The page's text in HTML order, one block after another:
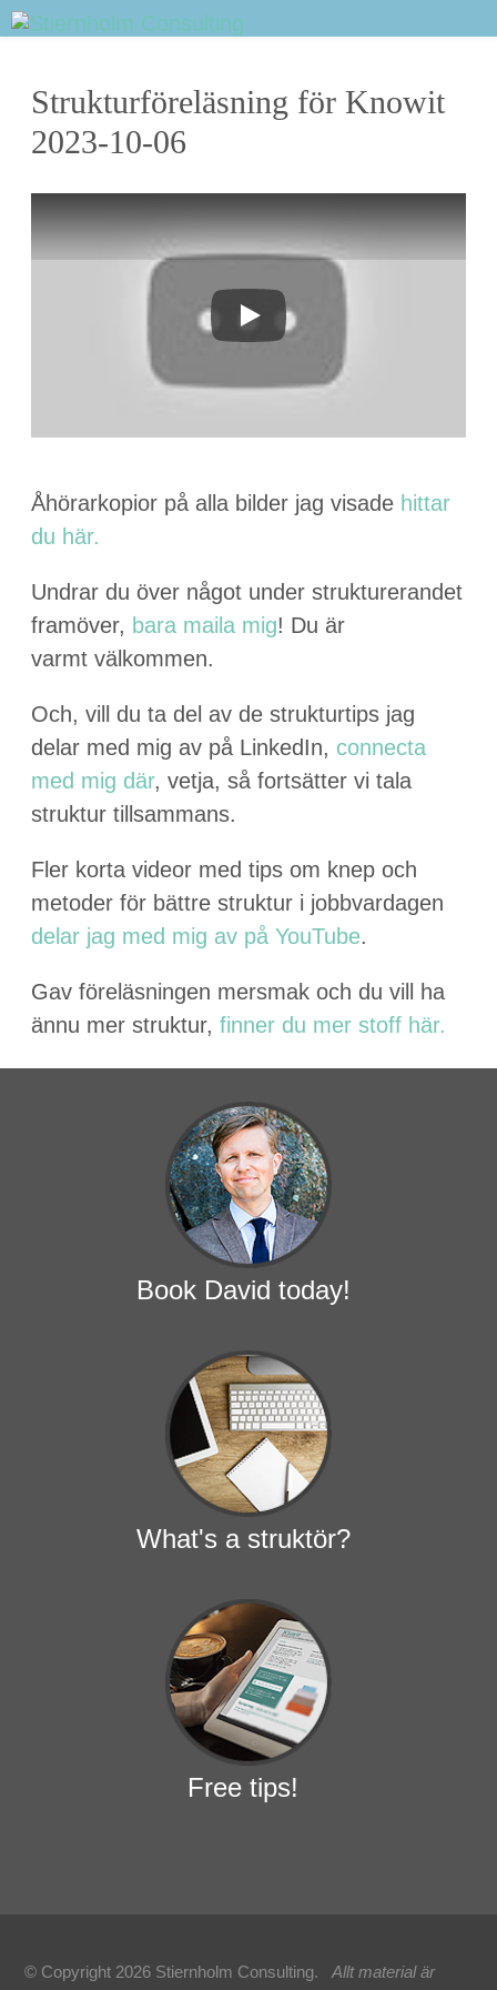
Sidhuvud
Navigering
Strukturföreläsning för Knowit
2023-10-06
Spela upp
Åhörarko­pi­or på alla bilder jag visade hit­tar
du här.
Undrar du över något under struk­tureran­det
framöver, bara maila mig! Du är
varmt välkommen.
Och, vill du ta del av de struk­tur­tips jag
delar med mig av på LinkedIn, con­nec­ta
med mig där, vet­ja, så fort­sät­ter vi tala
struk­tur tillsammans.
Fler kor­ta vide­or med tips om knep och
metoder för bät­tre struk­tur i job­b­varda­gen
delar jag med mig av på YouTube.
Gav föreläs­nin­gen mers­mak och du vill ha
ännu mer struk­tur, finner du mer stoff här.
Book David today!
What's a struktör?
Free tips!
© Copyright 2026 Stiernholm Consulting.Allt material är